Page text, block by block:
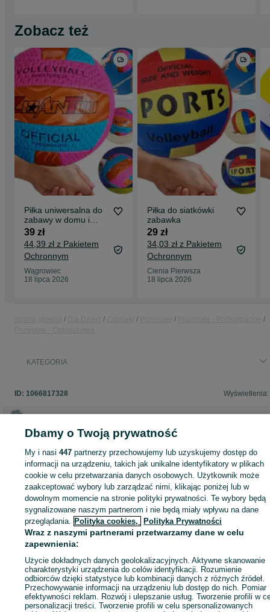
Zobacz też
Piłka uniwersalna do
zabawy w domu i
ogrodzie
39 zł
44,39 zł z Pakietem
Ochronnym
Wągrowiec
18 lipca 2026
Piłka do siatkówki
zabawka
29 zł
34,03 zł z Pakietem
Ochronnym
Cienia Pierwsza
18 lipca 2026
KATEGORIA
ID: 1066817328 Wyświetlenia:
Zaloguj się lub załóż konto na OLX, aby skontaktować się z
sprzedającym
Zaloguj się / Załóż konto
Kup
Dbamy o Twoją prywatność
My i nasi447 partnerzy przechowujemy lub uzyskujemy dostęp do
informacji na urządzeniu, takich jak unikalne identyfikatory w plikach
cookie w celu przetwarzania danych osobowych. Użytkownik może
zaakceptować wybory lub zarządzać nimi, klikając poniżej lub w
dowolnym momencie na stronie polityki prywatności. Te wybory będą
sygnalizowane naszym partnerom i nie będą miały wpływu na dane
przeglądania. Polityka cookies, Polityka Prywatności
Wraz z naszymi partnerami przetwarzamy dane w celu
zapewnienia:
Użycie dokładnych danych geolokalizacyjnych. Aktywne skanowanie
charakterystyki urządzenia do celów identyfikacji. Rozumienie
odbiorców dzięki statystyce lub kombinacji danych z różnych źródeł.
Przechowywanie informacji na urządzeniu lub dostęp do nich. Pomiar
efektywności reklam. Rozwój i ulepszanie usług. Tworzenie profili w
personalizacji treści. Tworzenie profili w celu spersonalizowanych